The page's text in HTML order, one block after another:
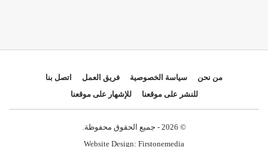
من نحن سياسة الخصوصية فريق العمل
اتصل بنا
للنشر على موقعنا
للإشهار على موقعنا
© 2026 - جميع الحقوق محفوظة.
Website Design: Firstonemedia